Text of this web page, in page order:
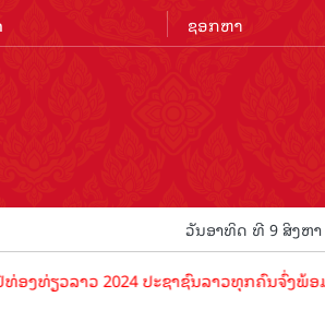
ວັນອາທິດ ທີ 9 ສິງຫາ
າວ 2024 ປະຊາຊົນລາວທຸກຄົນຈົ່ງພ້ອມເປັນເ